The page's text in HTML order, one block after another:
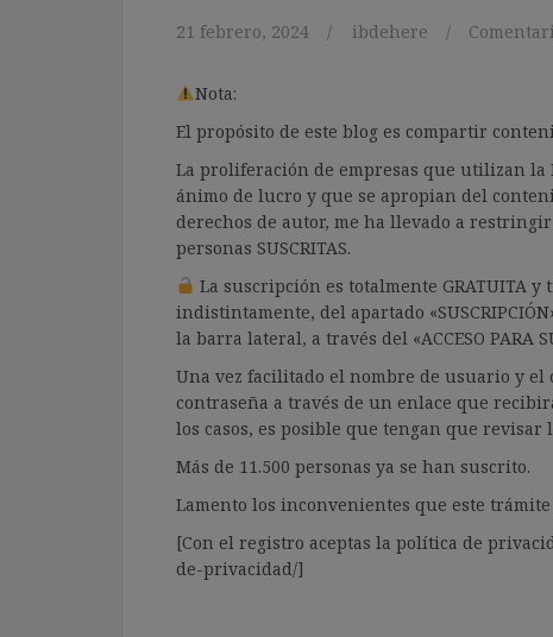
21 febrero, 2024 ibdehere
Nota:
El propósito de este blog es compartir
La proliferación de empresas que utilizan
ánimo de lucro y que se apropian del
derechos de autor, me ha llevado a
personas SUSCRITAS.
La suscripción es totalmente GRATUITA
indistintamente, del apartado
la barra lateral, a través del «ACCESO PARA
Una vez facilitado el nombre de usuario y
contraseña a través de un enlace que
los casos, es posible que tengan que revisar
Más de 11.500 personas ya se han suscrito.
Lamento los inconvenientes que este trámite
[Con el registro aceptas la política de
de-privacidad/]